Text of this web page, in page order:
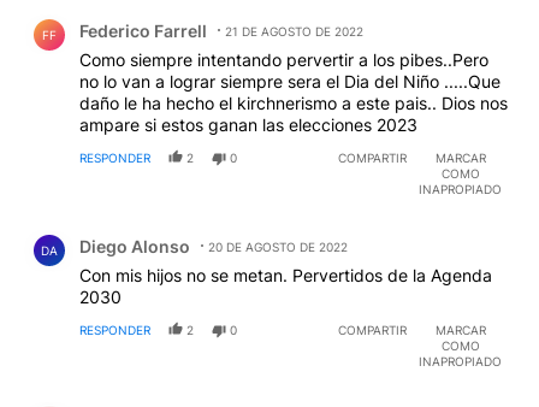
FF Federico Farrell 21 DE AGOSTO DE 2022
Como siempre intentando pervertir a los pibes..Pero
no lo van a lograr siempre sera el Dia del Niño .....Que
daño le ha hecho el kirchnerismo a este pais.. Dios nos
ampare si estos ganan las elecciones 2023
RESPONDER 2 0 COMPARTIR
MARCAR
COMO
INAPROPIADO
DA Diego Alonso 20 DE AGOSTO DE 2022
Con mis hijos no se metan. Pervertidos de la Agenda
2030
RESPONDER 2 0 COMPARTIR
MARCAR
COMO
INAPROPIADO